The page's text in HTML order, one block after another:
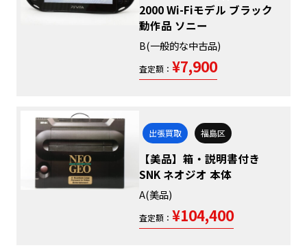
2000 Wi-Fiモデル ブラック
動作品 ソニー
B(一般的な中古品)
査定額： ¥7,900
出張買取 福島区
【美品】箱・説明書付き
SNK ネオジオ 本体
A(美品)
査定額： ¥104,400